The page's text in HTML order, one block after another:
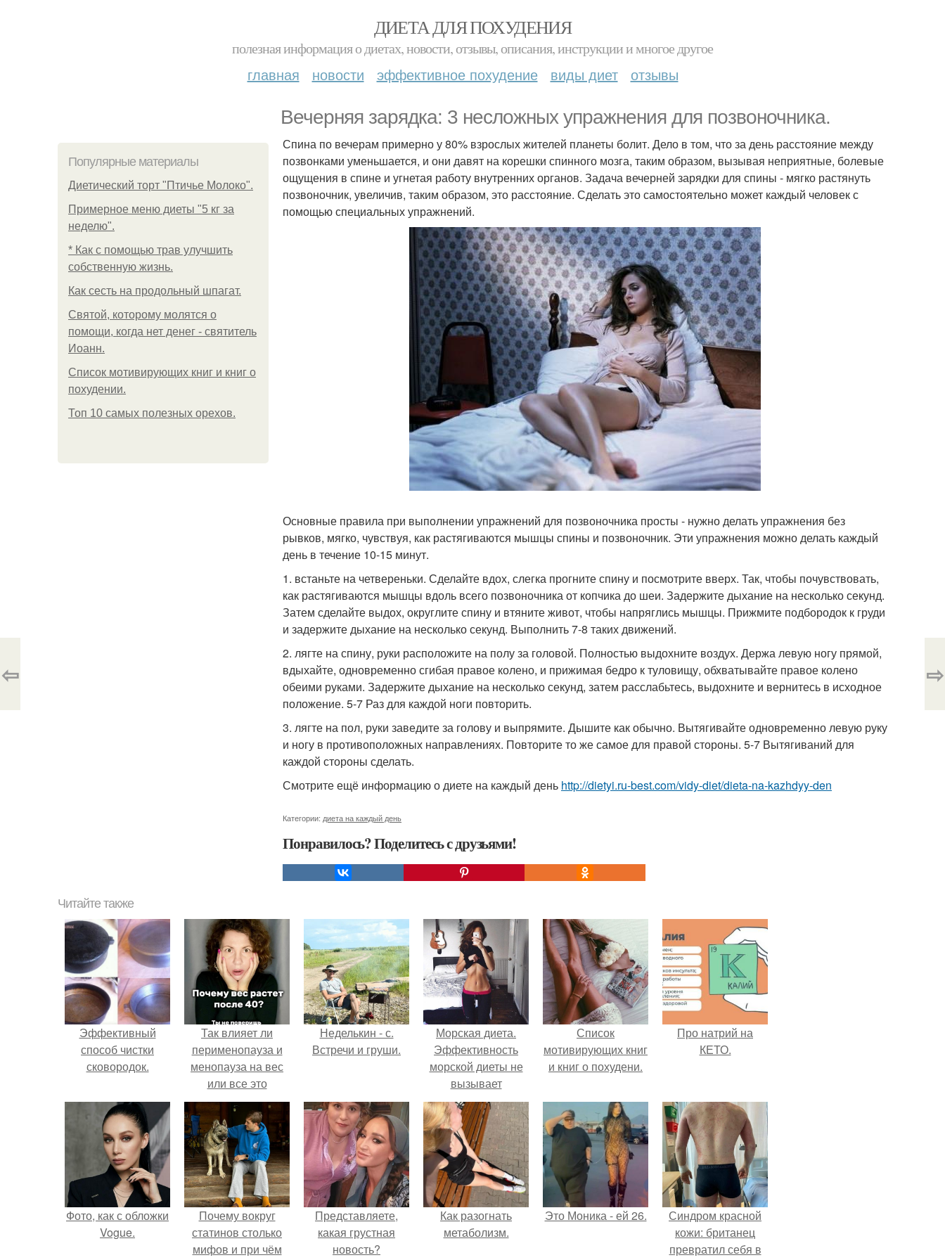
ДИЕТА ДЛЯ ПОХУДЕНИЯ
полезная информация о диетах, новости, отзывы, описания, инструкции и многое другое
главная новости эффективное похудение виды диет отзывы
Вечерняя зарядка: 3 несложных упражнения для позвоночника.
Популярные материалы
Диетический торт "Птичье Молоко".
Примерное меню диеты "5 кг за
неделю".
* Как с помощью трав улучшить
собственную жизнь.
Как сесть на продольный шпагат.
Святой, которому молятся о
помощи, когда нет денег - святитель
Иоанн.
Список мотивирующих книг и книг о
похудении.
Топ 10 самых полезных орехов.
Спина по вечерам примерно у 80% взрослых жителей планеты болит. Дело в том, что за день расстояние между
позвонками уменьшается, и они давят на корешки спинного мозга, таким образом, вызывая неприятные, болевые
ощущения в спине и угнетая работу внутренних органов. Задача вечерней зарядки для спины - мягко растянуть
позвоночник, увеличив, таким образом, это расстояние. Сделать это самостоятельно может каждый человек с
помощью специальных упражнений.
Основные правила при выполнении упражнений для позвоночника просты - нужно делать упражнения без
рывков, мягко, чувствуя, как растягиваются мышцы спины и позвоночник. Эти упражнения можно делать каждый
день в течение 10-15 минут.
1. встаньте на четвереньки. Сделайте вдох, слегка прогните спину и посмотрите вверх. Так, чтобы почувствовать,
как растягиваются мышцы вдоль всего позвоночника от копчика до шеи. Задержите дыхание на несколько секунд.
Затем сделайте выдох, округлите спину и втяните живот, чтобы напряглись мышцы. Прижмите подбородок к груди
и задержите дыхание на несколько секунд. Выполнить 7-8 таких движений.
2. лягте на спину, руки расположите на полу за головой. Полностью выдохните воздух. Держа левую ногу прямой,
вдыхайте, одновременно сгибая правое колено, и прижимая бедро к туловищу, обхватывайте правое колено
обеими руками. Задержите дыхание на несколько секунд, затем расслабьтесь, выдохните и вернитесь в исходное
положение. 5-7 Раз для каждой ноги повторить.
3. лягте на пол, руки заведите за голову и выпрямите. Дышите как обычно. Вытягивайте одновременно левую руку
и ногу в противоположных направлениях. Повторите то же самое для правой стороны. 5-7 Вытягиваний для
каждой стороны сделать.
Смотрите ещё информацию о диете на каждый день http://dietyi.ru-best.com/vidy-diet/dieta-na-kazhdyy-den
Категории: диета на каждый день
Понравилось? Поделитесь с друзьями!
⇦ ⇨
Читайте также
Эффективный
способ чистки
сковородок.
Так влияет ли
перименопауза и
менопауза на вес
или все это
ерунда?
Неделькин - с.
Встречи и груши.
Морская диета.
Эффективность
морской диеты не
вызывает
сомнений, так как в
рыбе содержится
гораздо меньше
калорий, чем в
мясе.
Список
мотивирующих книг
и книг о похудени.
Про натрий на
КЕТО.
Фото, как с обложки
Vogue.
Почему вокруг
статинов столько
мифов и при чём
Представляете,
какая грустная
новость?
Как разогнать
метаболизм.
Это Моника - ей 26.
Синдром красной
кожи: британец
превратил себя в